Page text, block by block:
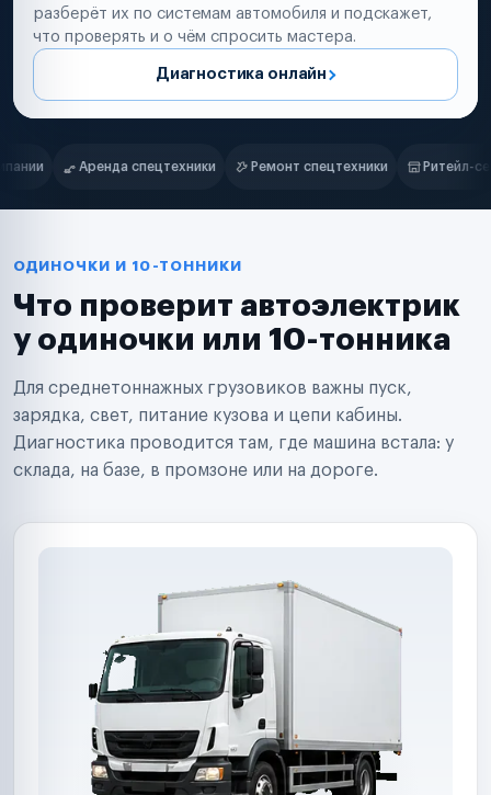
разберёт их по системам автомобиля и подскажет,
что проверять и о чём спросить мастера.
Диагностика онлайн
Нам доверяют
Ремонт спецтехники Ритейл-сети Управляющие
Маркетплейсы
Таксопарки
Автодилеры
Поставщики запчастей
Аренда спецтехники
Ремонт спецтехники
Ритейл-сети
Управляющие компании
Страховые компании
ОДИНОЧКИ И 10-ТОННИКИ
Что проверит автоэлектрик
у одиночки или 10-тонника
Для среднетоннажных грузовиков важны пуск,
зарядка, свет, питание кузова и цепи кабины.
Диагностика проводится там, где машина встала: у
склада, на базе, в промзоне или на дороге.